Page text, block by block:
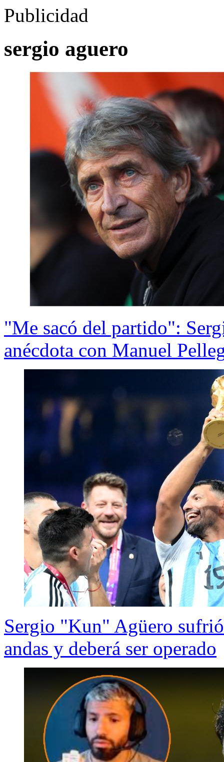
Publicidad
sergio aguero
"Me sacó del partido":
anécdota con Manuel
Sergio "Kun" Agüero
andas y deberá ser operado